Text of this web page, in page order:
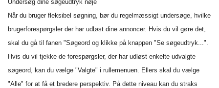
Undersøg dine søgeudtryk nøje
Når du bruger fleksibel søgning, bør du regelmæssigt undersøge, hvilke
brugerforespørgsler der har udløst dine annoncer. Hvis du vil gøre det,
skal du gå til fanen "Søgeord og klikke på knappen "Se søgeudtryk...".
Hvis du vil tjekke de forespørgsler, der har udløst enkelte udvalgte
søgeord, kan du vælge "Valgte" i rullemenuen. Ellers skal du vælge
"Alle" for at få et bredere perspektiv. På dette niveau kan du straks